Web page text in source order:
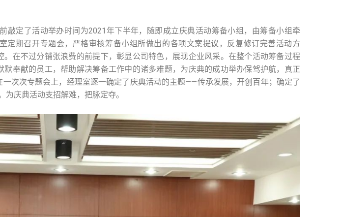
定了活动举办时间为2021年下半年，随即成立庆典活动筹备小组，由筹备小组牵
定期召开专题会，严格审核筹备小组所做出的各项文案提议，反复修订完善活动方
在不过分铺张浪费的前提下，彰显公司特色，展现企业风采。在整个活动筹备过程
奉献的员工，帮助解决筹备工作中的诸多难题，为庆典的成功举办保驾护航，真正
次次专题会上，经理室逐一确定了庆典活动的主题——传承发展，开创百年；确定了
庆典活动支招解难，把脉定夺。